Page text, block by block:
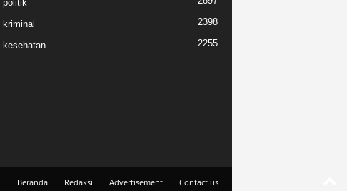
politik
kriminal 2398
kesehatan 2255
Beranda Redaksi Advertisement Contact us